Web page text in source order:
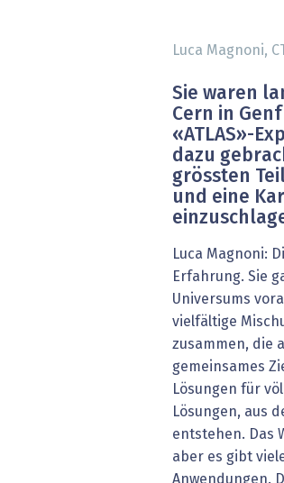
Luca Magnoni,
Sie waren
Cern in
«ATLAS»-
dazu
grössten
und eine
Luca Magnoni:
Erfahrung. Sie
Universums
vielfältige
zusammen, die
gemeinsames
Lösungen für
Lösungen, aus
entstehen. Das
aber es gibt
Anwendungen.